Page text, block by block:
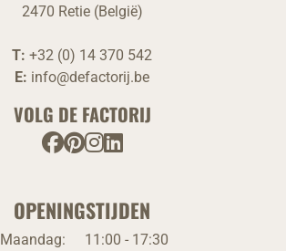
2470 Retie (België)
T: +32 (0) 14 370 542
E: info@defactorij.be
VOLG DE FACTORIJ
OPENINGSTIJDEN
Maandag: 11:00 - 17:30